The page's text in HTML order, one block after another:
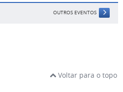
OUTROS EVENTOS
Voltar para o topo